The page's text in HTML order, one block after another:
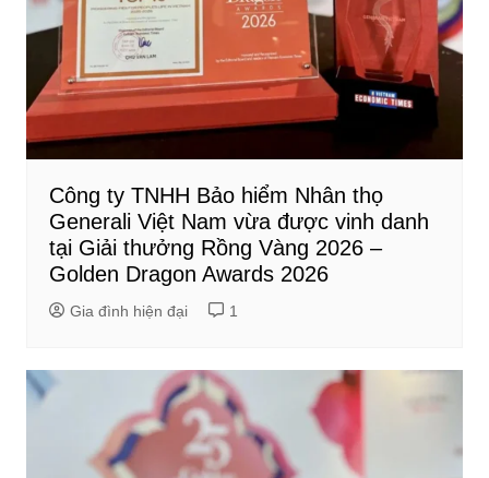
Công ty TNHH Bảo hiểm Nhân thọ
Generali Việt Nam vừa được vinh danh
tại Giải thưởng Rồng Vàng 2026 –
Golden Dragon Awards 2026
Gia đình hiện đại 1